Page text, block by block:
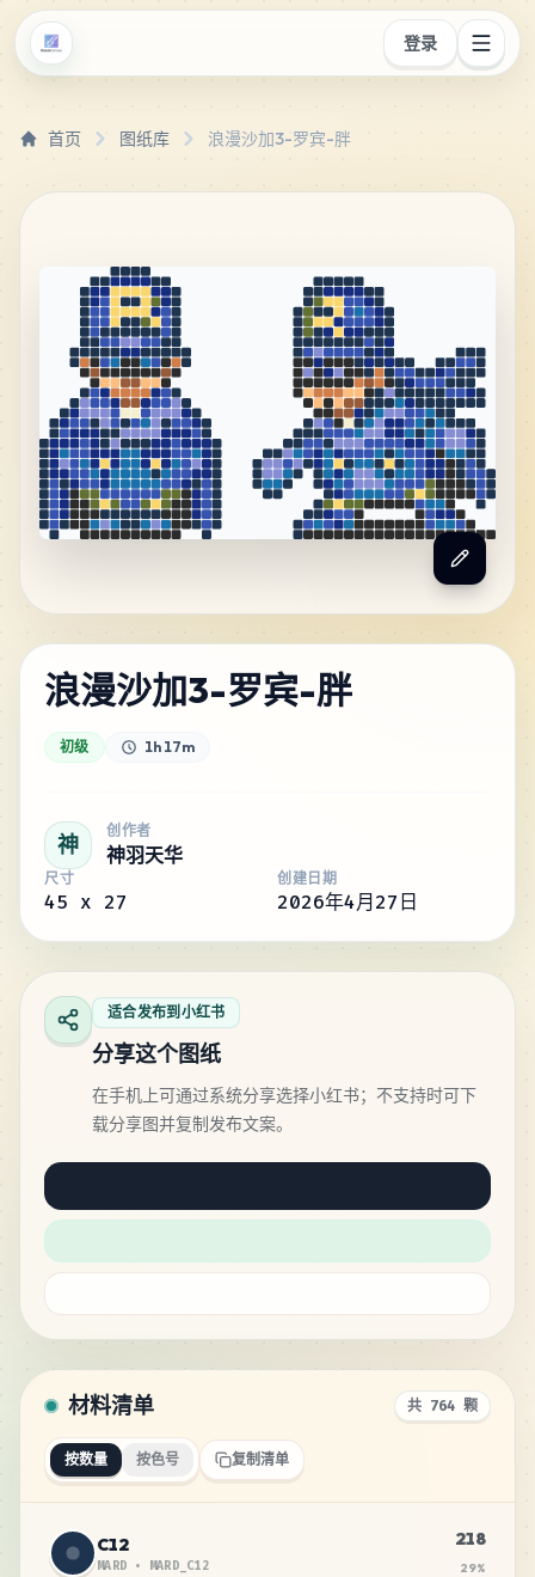
登录
首页 图纸库 浪漫沙加3-罗宾-胖
浪漫沙加3-罗宾-胖
初级 1h 17m
神
创作者
神羽天华
尺寸
45 x 27
创建日期
2026年4月27日
适合发布到小红书
分享这个图纸
在手机上可通过系统分享选择小红书；不支持时可下
载分享图并复制发布文案。
材料清单 共 764 颗
按数量 按色号 复制清单
C12
MARD • MARD_C12
218
29%